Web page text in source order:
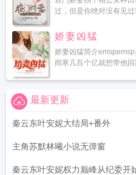
过，但是你绝对没有见
娇妻凶猛
娇妻凶猛简介
雨寒几百个亿就想带他
最新更新
秦云东叶安妮大结局+番外
主角苏默林曦小说无弹窗
秦云东叶安妮权力巅峰从纪委开